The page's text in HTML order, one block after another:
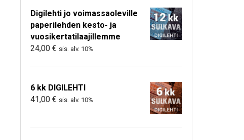
Digilehti jo voimassaoleville
paperilehden kesto- ja
vuosikertatilaajillemme
24,00 € sis. alv. 10%
6 kk DIGILEHTI
41,00 € sis. alv. 10%